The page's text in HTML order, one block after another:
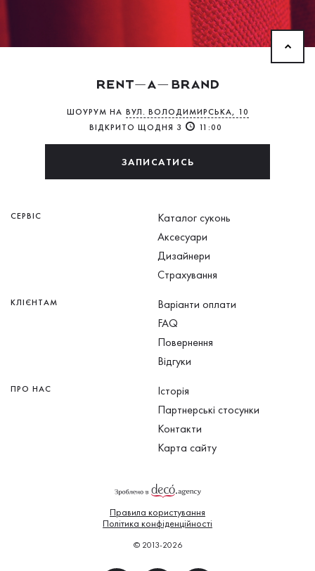
ШОУРУМ НА ВУЛ. ВОЛОДИМИРСЬКА, 10
ВІДКРИТО ЩОДНЯ З
11:00
ЗАПИСАТИСЬ
СЕРВІС
Каталог суконь
Аксесуари
Дизайнери
Страхування
КЛІЄНТАМ
Варіанти оплати
FAQ
Повернення
Відгуки
ПРО НАС
Історія
Партнерські стосунки
Контакти
Карта сайту
Правила користування
Політика конфіденційності
© 2013-2026